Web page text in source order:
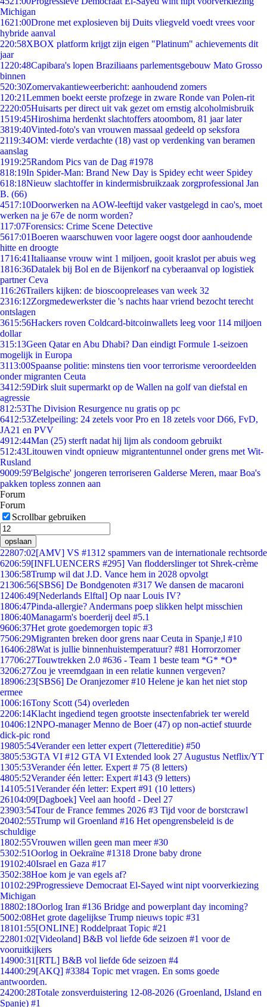
Michigan
1621:00Drone met explosieven bij Duits vliegveld voedt vrees voor
hybride aanval
220:58XBOX platform krijgt zijn eigen "Platinum" achievements dit
jaar
1220:48Capibara's lopen Braziliaans parlementsgebouw Mato Grosso
binnen
520:30Zomervakantieweerbericht: aanhoudend zomers
1 20:21Lemmen boekt eerste profzege in zware Ronde van Polen-rit
2220:05Huisarts per direct uit vak gezet om ernstig alcoholmisbruik
1519:45Hiroshima herdenkt slachtoffers atoombom, 81 jaar later
3819:40Vinted-foto's van vrouwen massaal gedeeld op seksfora
2119:34OM: vierde verdachte (18) vast op verdenking van beramen
aanslag
1919:25Random Pics van de Dag #1978
818:19In Spider-Man: Brand New Day is Spidey echt weer Spidey
618:18Nieuw slachtoffer in kindermisbruikzaak zorgprofessional Jan
B. (66)
4517:10Doorwerken na AOW-leeftijd vaker vastgelegd in cao's, moet
werken na je 67e de norm worden?
117:07Forensics: Crime Scene Detective
5617:01Boeren waarschuwen voor lagere oogst door aanhoudende
hitte en droogte
1716:41Italiaanse vrouw wint 1 miljoen, gooit kraslot per abuis weg
1816:36Datalek bij Bol en de Bijenkorf na cyberaanval op logistiek
partner Ceva
116:26Trailers kijken: de bioscoopreleases van week 32
2316:12Zorgmedewerkster die 's nachts haar vriend bezocht terecht
ontslagen
3615:56Hackers roven Coldcard-bitcoinwallets leeg voor 114 miljoen
dollar
315:13Geen Qatar en Abu Dhabi? Dan eindigt Formule 1-seizoen
mogelijk in Europa
3113:00Spaanse politie: minstens tien voor terrorisme veroordeelden
onder migranten Ceuta
3412:59Dirk sluit supermarkt op de Wallen na golf van diefstal en
agressie
812:53The Division Resurgence nu gratis op pc
6412:53Zetelpeiling: 24 zetels voor Pro en 18 zetels voor D66, FvD,
JA21 en PVV
4912:44Man (25) sterft nadat hij lijm als condoom gebruikt
512:43Litouwen vindt opnieuw migrantentunnel onder grens met Wit-
Rusland
9009:59'Belgische' jongeren terroriseren Galderse Meren, maar Boa's
pakken topless zonnen aan
Forum
Forum
Scrollbar gebruiken
opslaan
22807:02[AMV] VS #1312 spammers van de internationale rechtsorde
6206:59[INFLUENCERS #295] Van flodderslinger tot Shrek-crème
1306:58Trump wil dat J.D. Vance hem in 2028 opvolgt
21306:56[SBS6] De Bondgenoten #317 We dansen de macaroni
12406:49[Nederlands Elftal] Op naar Louis IV?
1806:47Pinda-allergie? Andermans poep slikken helpt misschien
1806:40Managarm's boerderij deel #5.1
9606:37Het grote goedemorgen topic #3
7506:29Migranten breken door grens naar Ceuta in Spanje,l #10
16406:28Wat is jullie binnenhuistemperatuur? #81 Horrorzomer
17706:27Touwtrekken 2.0 #636 - Team 1 beste team *G* *O*
3206:27Zou je vreemdgaan in een relatie kunnen vergeven?
18906:23[SBS6] De Oranjezomer #10 Helene je kan het niet stop
ermee
1006:16Tony Scott (54) overleden
2206:14Klacht ingediend tegen grootste insectenfabriek ter wereld
10406:12NPO-manager Menno de Boer (47) op non-actief stuurde
dick-pic rond
19805:54Verander een letter expert (7lettereditie) #50
3805:53GTA VI #12 GTA VI Extended look 27 Augustus Netflix/YT
1305:53Verander één letter. Expert # 75 (8 letters)
4805:52Verander één letter: Expert #143 (9 letters)
14105:51Verander één letter: Expert #91 (10 letters)
26104:09[Dagboek] Veel aan hoofd - Deel 27
23903:54Tour de France femmes 2026 #3 Tijd voor de borstcrawl
20402:55Trump wil Groenland #16 Het opengrensbeleid is de
schuldige
1802:55Vrouwen willen geen man meer #30
5302:51Oorlog in Oekraïne #1318 Drone baby drone
19102:40Israel en Gaza #17
3502:38Hoe kom je van egels af?
10102:29Progressieve Democraat El-Sayed wint nipt voorverkiezing
Michigan
18802:18Oorlog Iran #136 Bridge and powerplant day incoming?
5002:08Het grote dagelijkse Trump nieuws topic #31
18101:55[ONLINE] Roddelpraat Topic #21
22801:02[Videoland] B&B vol liefde 6de seizoen #1 voor de
vooruitkijkers
14900:31 [RTL] B&B vol liefde 6de seizoen #4
14400:29[AKQ] #3384 Topic met vragen. En soms goede
antwoorden.
24200:28Totale zonsverduistering 12-08-2026 (Groenland, IJsland en
Spanje) #1